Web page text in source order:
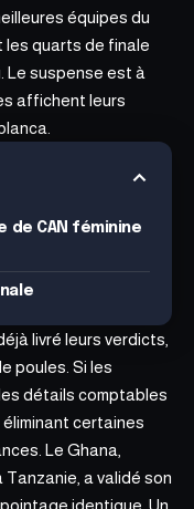
équipes du
les quarts de finale
Le suspense est à
affichent leurs
de CAN féminine
livré leurs verdicts,
poules. Si les
détails comptables
certaines
Le Ghana,
a validé son
identique. Un